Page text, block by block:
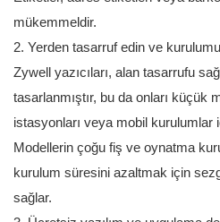
mükemmeldir.
2. Yerden tasarruf edin ve
Zywell yazıcıları, alan tasarrufu
tasarlanmıştır, bu da onları küçük
istasyonları veya mobil kurulumlar
Modellerin çoğu fiş ve oynatma
kurulum süresini azaltmak için
sağlar.